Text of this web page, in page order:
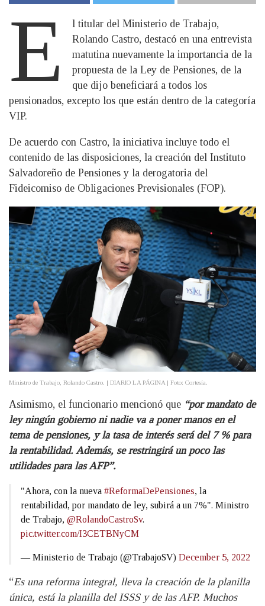
E
l titular del Ministerio de Trabajo,
Rolando Castro, destacó en una entrevista
matutina nuevamente la importancia de la
propuesta de la Ley de Pensiones, de la
que dijo beneficiará a todos los
pensionados, excepto los que están dentro de la categoría
VIP.
De acuerdo con Castro, la iniciativa incluye todo el
contenido de las disposiciones, la creación del Instituto
Salvadoreño de Pensiones y la derogatoria del
Fideicomiso de Obligaciones Previsionales (FOP).
Ministro de Trabajo, Rolando Castro. | DIARIO LA PÁGINA | Foto: Cortesía.
Asimismo, el funcionario mencionó que “por mandato de
ley ningún gobierno ni nadie va a poner manos en el
tema de pensiones, y la tasa de interés será del 7 % para
la rentabilidad. Además, se restringirá un poco las
utilidades para las AFP”.
"Ahora, con la nueva #ReformaDePensiones, la
rentabilidad, por mandato de ley, subirá a un 7%". Ministro
de Trabajo, @RolandoCastroSv.
pic.twitter.com/I3CETBNyCM
— Ministerio de Trabajo (@TrabajoSV) December 5, 2022
“Es una reforma integral, lleva la creación de la planilla
única, está la planilla del ISSS y de las AFP. Muchos